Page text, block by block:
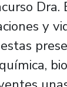
Dra.
y